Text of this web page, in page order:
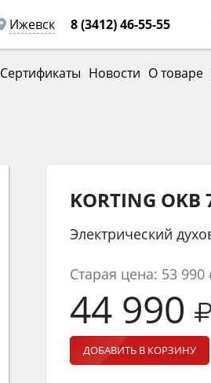
Ижевск 8 (3412) 46-55-55
Сертификаты Новости О товаре
KORTING OKB
Электрический
Старая цена: 53 990
44 990
ДОБАВИТЬ В КОРЗИНУ